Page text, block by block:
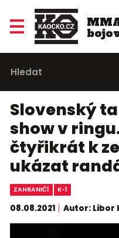
Slovenský
show v
čtyřikrát k
ukázat
ZAHRANIČÍ K-1
08.08.2021 Autor: Libor